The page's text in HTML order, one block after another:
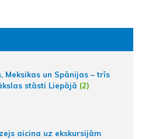
Meksikas un Spānijas – trīs
stāsti Liepājā (2)
aicina uz ekskursijām